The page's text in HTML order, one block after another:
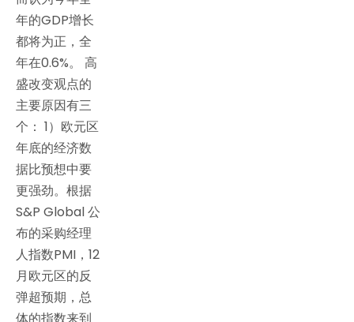
年的GDP增长
都将为正，全
年在0.6%。 高
盛改变观点的
主要原因有三
个： 1）欧元区
年底的经济数
据比预想中要
更强劲。根据
S&P Global 公
布的采购经理
人指数PMI，12
月欧元区的反
弹超预期，总
体的指数来到